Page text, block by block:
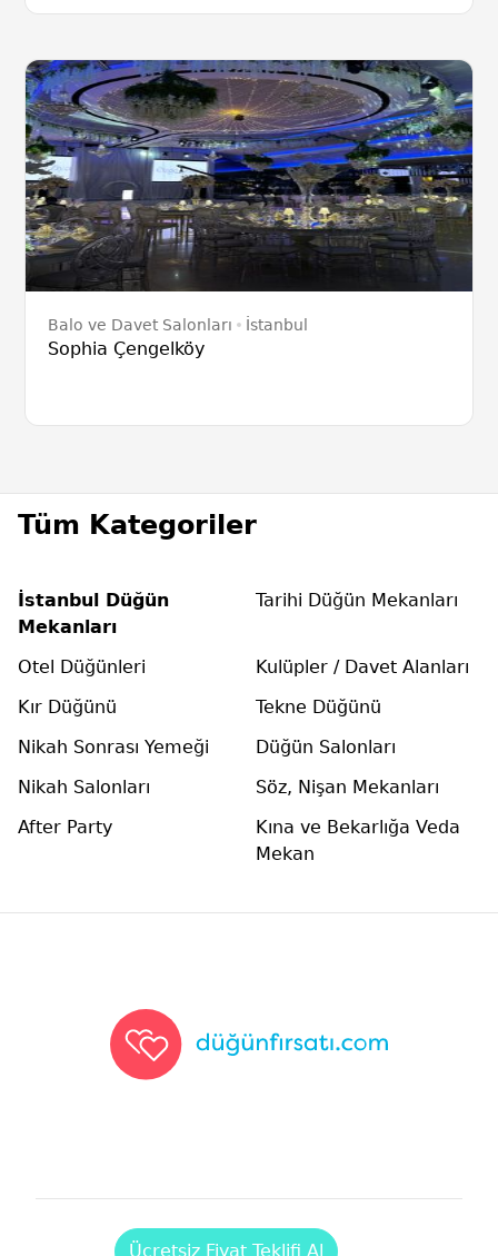
Ücretsiz Fiyat Teklifi Al
Balo ve Davet Salonları İstanbul
Sophia Çengelköy
Tüm Kategoriler
İstanbul Düğün
Mekanları
Tarihi Düğün Mekanları
Otel Düğünleri
Kulüpler / Davet Alanları
Kır Düğünü
Tekne Düğünü
Nikah Sonrası Yemeği
Düğün Salonları
Nikah Salonları
Söz, Nişan Mekanları
After Party
Kına ve Bekarlığa Veda
Mekan
Düğünfırsatı